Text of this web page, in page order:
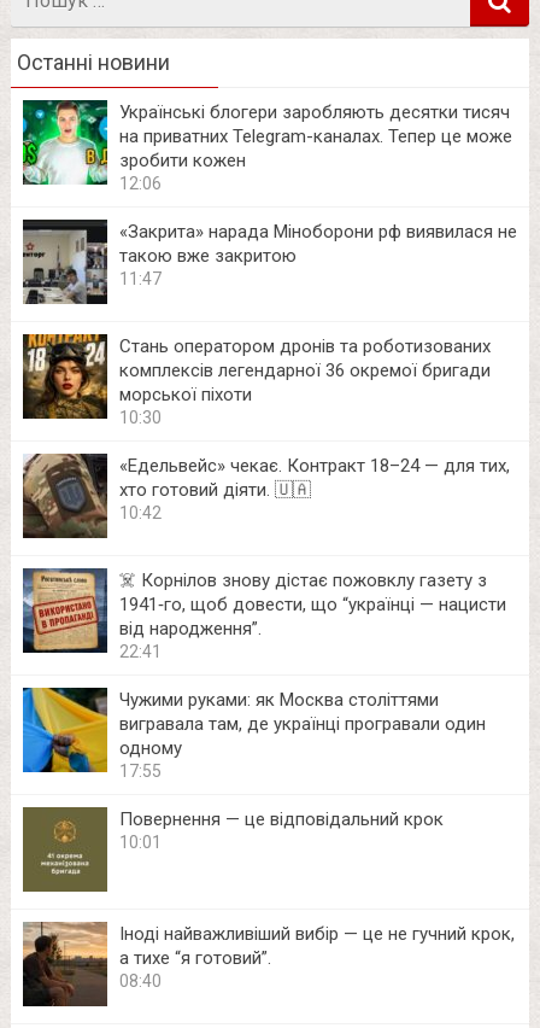
Останні новини
Українські блогери заробляють десятки тисяч
на приватних Telegram-каналах. Тепер це може
зробити кожен
12:06
«Закрита» нарада Міноборони рф виявилася не
такою вже закритою
11:47
Стань оператором дронів та роботизованих
комплексів легендарної 36 окремої бригади
морської піхоти
10:30
«Едельвейс» чекає. Контракт 18–24 — для тих,
хто готовий діяти. 🇺🇦
10:42
☠️ Корнілов знову дістає пожовклу газету з
1941‑го, щоб довести, що “українці — нацисти
від народження”.
22:41
Чужими руками: як Москва століттями
вигравала там, де українці програвали один
одному
17:55
Повернення — це відповідальний крок
10:01
Іноді найважливіший вибір — це не гучний крок,
а тихе “я готовий”.
08:40